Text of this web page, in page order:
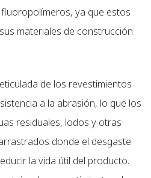
ya que estos
materiales de construcción
de los revestimientos
a la abrasión, lo que los
residuales, lodos y otras
donde el desgaste
la vida útil del producto.